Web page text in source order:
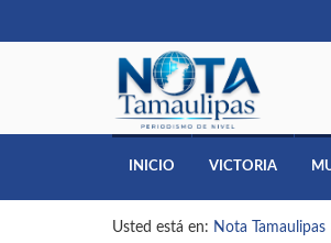
INICIO VICTORIA
Usted está en: Nota Tamaulipas